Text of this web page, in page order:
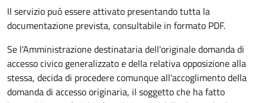
Il servizio può essere attivato presentando tutta la
documentazione prevista, consultabile in formato PDF.
Se l'Amministrazione destinataria dell'originale domanda di
accesso civico generalizzato e della relativa opposizione alla
stessa, decida di procedere comunque all'accoglimento della
domanda di accesso originaria, il soggetto che ha fatto